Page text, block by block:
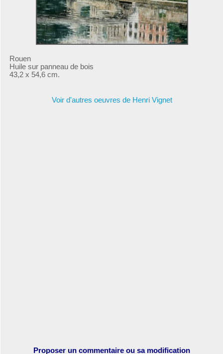
Rouen
Huile sur panneau de bois
43,2 x 54,6 cm.
Voir d'autres oeuvres de Henri Vignet
Proposer un commentaire ou sa modification